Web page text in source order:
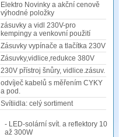
Elektro Novinky a akční cenově
výhodné položky
zásuvky a vidl 230V-pro
kempingy a venkovní použití
Zásuvky vypínače a tlačítka 230V
Zásuvky,vidlice,redukce 380V
230V přístroj šnůry, vidlice.zásuv.
odvíječ kabelů s měřením CYKY
a pod.
Svítiidla: celý sortiment
- LED-solární svít. a reflektory 10
až 300W